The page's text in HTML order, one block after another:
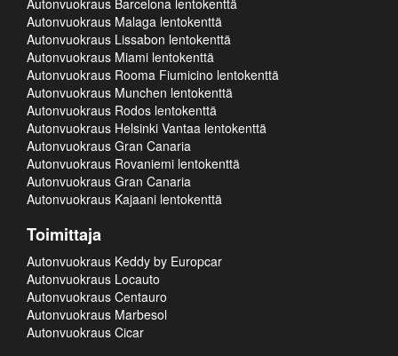
Autonvuokraus Barcelona lentokenttä
Autonvuokraus Malaga lentokenttä
Autonvuokraus Lissabon lentokenttä
Autonvuokraus Miami lentokenttä
Autonvuokraus Rooma Fiumicino lentokenttä
Autonvuokraus Munchen lentokenttä
Autonvuokraus Rodos lentokenttä
Autonvuokraus Helsinki Vantaa lentokenttä
Autonvuokraus Gran Canaria
Autonvuokraus Rovaniemi lentokenttä
Autonvuokraus Gran Canaria
Autonvuokraus Kajaani lentokenttä
Toimittaja
Autonvuokraus Keddy by Europcar
Autonvuokraus Locauto
Autonvuokraus Centauro
Autonvuokraus Marbesol
Autonvuokraus Cicar